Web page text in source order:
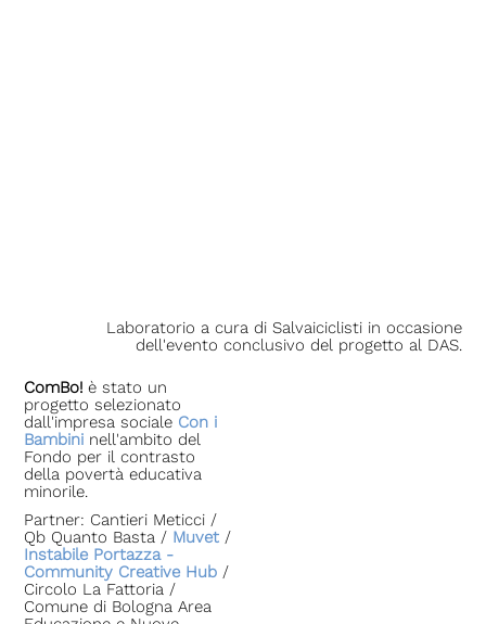
Laboratorio a cura di Salvaiciclisti in occasione
dell'evento conclusivo del progetto al DAS.
ComBo! è stato un
progetto selezionato
dall'impresa sociale Con i
Bambini nell'ambito del
Fondo per il contrasto
della povertà educativa
minorile.
Partner: Cantieri Meticci /
Qb Quanto Basta / Muvet /
Instabile Portazza -
Community Creative Hub /
Circolo La Fattoria /
Comune di Bologna Area